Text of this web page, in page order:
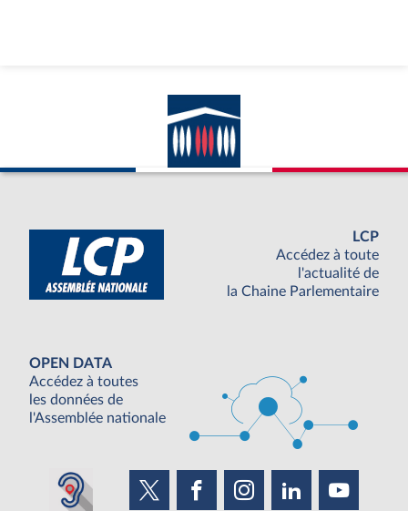
LCP
Accédez à toute
l'actualité de
la Chaine Parlementaire
OPEN DATA
Accédez à toutes
les données de
l'Assemblée nationale